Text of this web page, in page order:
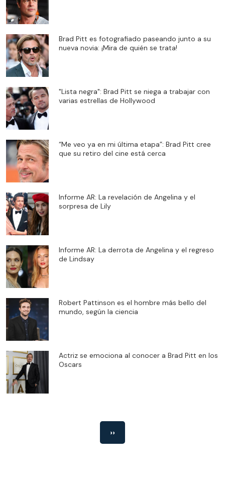
Brad Pitt es fotografiado paseando junto a su
nueva novia: ¡Mira de quién se trata!
"Lista negra": Brad Pitt se niega a trabajar con
varias estrellas de Hollywood
“Me veo ya en mi última etapa”: Brad Pitt cree
que su retiro del cine está cerca
Informe AR: La revelación de Angelina y el
sorpresa de Lily
Informe AR: La derrota de Angelina y el regreso
de Lindsay
Robert Pattinson es el hombre más bello del
mundo, según la ciencia
Actriz se emociona al conocer a Brad Pitt en los
Oscars
››